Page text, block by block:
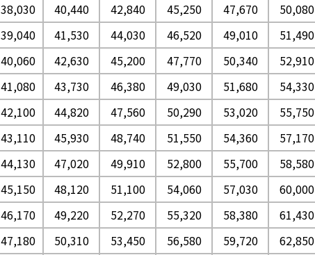
38,030 40,440 42,840 45,250 47,670 50,080
39,040 41,530 44,030 46,520 49,010 51,490
40,060 42,630 45,200 47,770 50,340 52,910
41,080 43,730 46,380 49,030 51,680 54,330
42,100 44,820 47,560 50,290 53,020 55,750
43,110 45,930 48,740 51,550 54,360 57,170
44,130 47,020 49,910 52,800 55,700 58,580
45,150 48,120 51,100 54,060 57,030 60,000
46,170 49,220 52,270 55,320 58,380 61,430
47,180 50,310 53,450 56,580 59,720 62,850